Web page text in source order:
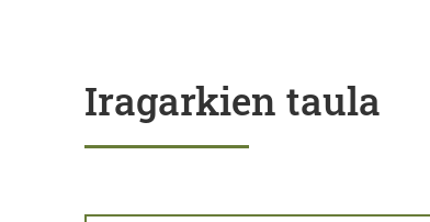
Iragarkien taula